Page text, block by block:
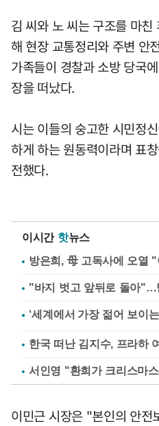
김 씨와 노 씨는 구조를 마
해 현장 교통정리와 주변 안
가족들이 경찰과 소방 당국
장을 떠났다.
시는 이들의 숭고한 시민정
하게 하는 원동력이라며 표
전했다.
이시간 핫뉴스
방은희, 母 고독사에 오열
"바지 벗고 앞뒤로 돌아"…
한국 떠난 김지수, 프라하
서인영 "환희가 크리스마
이민근 시장은 "본인의 안전